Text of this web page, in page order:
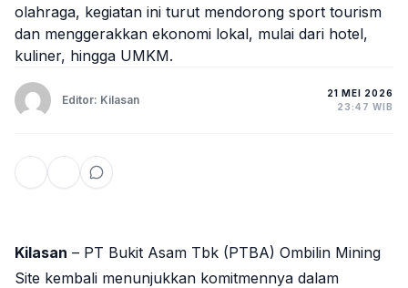
olahraga, kegiatan ini turut mendorong sport tourism
dan menggerakkan ekonomi lokal, mulai dari hotel,
kuliner, hingga UMKM.
Editor: Kilasan
21 MEI 2026
23:47 WIB
Kilasan – PT Bukit Asam Tbk (PTBA) Ombilin Mining
Site kembali menunjukkan komitmennya dalam